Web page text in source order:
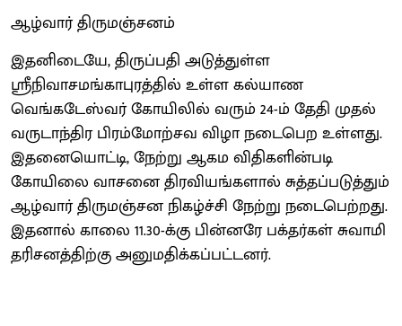
ஆழ்வார் திருமஞ்சனம்
இதனிடையே, திருப்பதி அடுத்துள்ள
ஸ்ரீநிவாசமங்காபுரத்தில் உள்ள கல்யாண
வெங்கடேஸ்வர் கோயிலில் வரும் 24-ம் தேதி முதல்
வருடாந்திர பிரம்மோற்சவ விழா நடைபெற உள்ளது.
இதனையொட்டி, நேற்று ஆகம விதிகளின்படி
கோயிலை வாசனை திரவியங்களால் சுத்தப்படுத்தும்
ஆழ்வார் திருமஞ்சன நிகழ்ச்சி நேற்று நடைபெற்றது.
இதனால் காலை 11.30-க்கு பின்னரே பக்தர்கள் சுவாமி
தரிசனத்திற்கு அனுமதிக்கப்பட்டனர்.